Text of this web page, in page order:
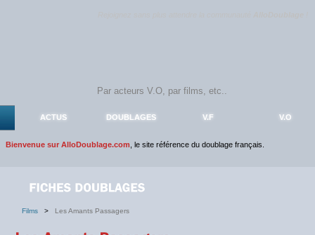
ACTUS DOUBLAGES V.F V.O
Bienvenue sur AlloDoublage.com , le site référence du doublage français.
Films > Les Amants Passagers